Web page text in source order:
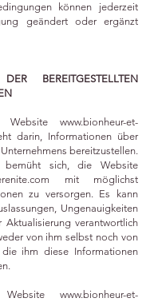
können jederzeit
geändert oder ergänzt
BEREITGESTELLTEN
Website www.bionheur-et-
darin, Informationen über
bereitzustellen.
bemüht sich, die Website
mit möglichst
zu versorgen. Es kann
Ungenauigkeiten
verantwortlich
von ihm selbst noch von
ihm diese Informationen
www.bionheur-et-